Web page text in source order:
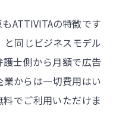
ATTIVITAの特徴です
と同じビジネスモデル
士側から月額で広告
からは一切費用はい
でご利用いただけま